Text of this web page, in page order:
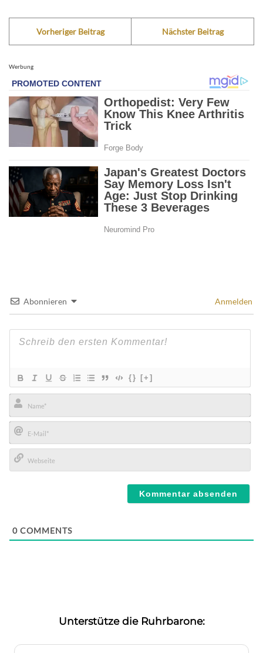
Vorheriger Beitrag Nächster Beitrag
Werbung
Abonnieren Anmelden
{} [+]
Name*
E-
Mail*
0 COMMENTS
Unterstütze die Ruhrbarone: